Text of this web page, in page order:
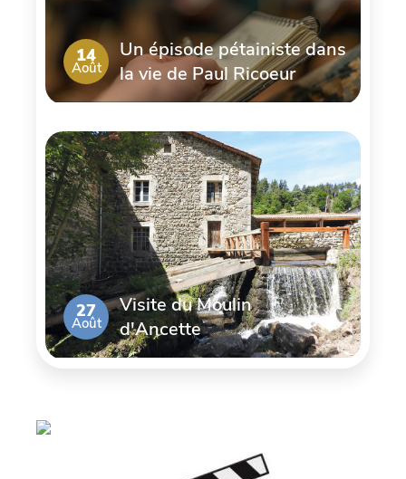
14
Août
Un épisode pétainiste dans
la vie de Paul Ricoeur
27
Août
Visite du Moulin
d'Ancette